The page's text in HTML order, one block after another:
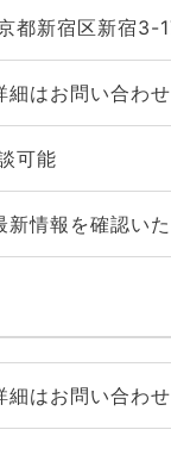
都新宿区新宿3-
細はお問い合わ
可能
新情報を確認い
細はお問い合わ